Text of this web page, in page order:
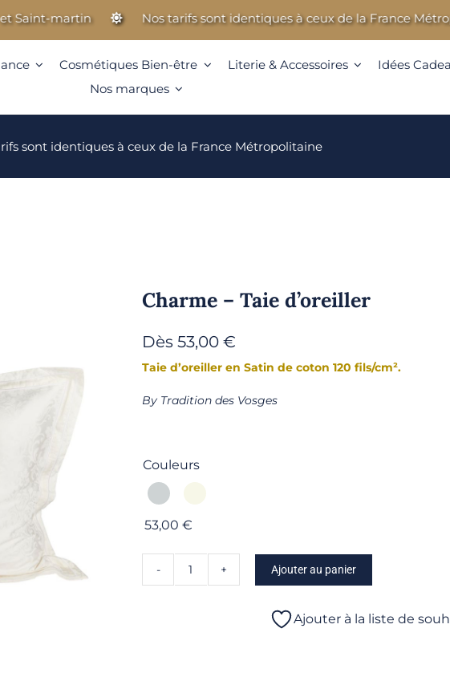
martin Nos tarifs sont identiques à ceux de la France
Cosmétiques Bien-être Literie & Accessoires
Idées
Nos marques
sont identiques à ceux de la France Métropolitaine
Charme – Taie d’oreiller
Dès 53,00 €
Taie d’oreiller en Satin de coton 120 fils/cm².
By Tradition des Vosges
Couleurs
53,00 €
quantité
Ajouter au panier
Ajouter à la liste de